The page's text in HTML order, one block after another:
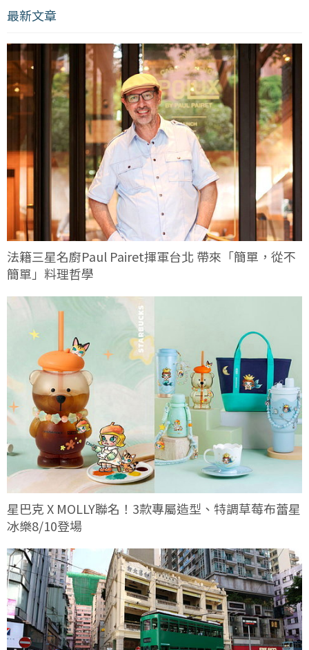
最新文章
法籍三星名廚Paul Pairet揮軍台北 帶來「簡單，從不
簡單」料理哲學
星巴克 X MOLLY聯名！3款專屬造型、特調草莓布蕾星
冰樂8/10登場